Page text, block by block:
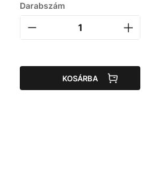
Darabszám
KOSÁRBA